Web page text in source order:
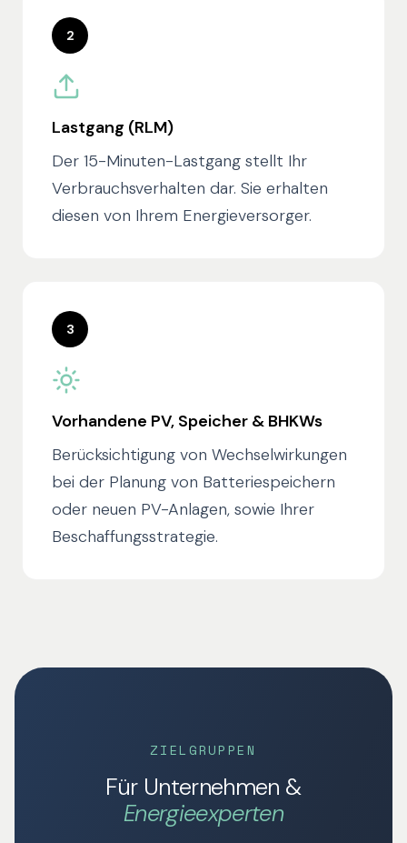
2
Lastgang (RLM)
Der 15-Minuten-Lastgang stellt Ihr
Verbrauchsverhalten dar. Sie erhalten
diesen von Ihrem Energieversorger.
3
Vorhandene PV, Speicher & BHKWs
Berücksichtigung von Wechselwirkungen
bei der Planung von Batteriespeichern
oder neuen PV-Anlagen, sowie Ihrer
Beschaffungsstrategie.
ZIELGRUPPEN
Für Unternehmen &
Energieexperten